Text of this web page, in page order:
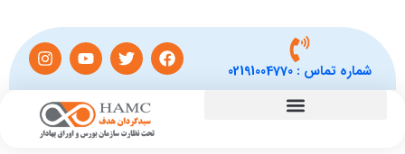
شماره تماس :02191004770